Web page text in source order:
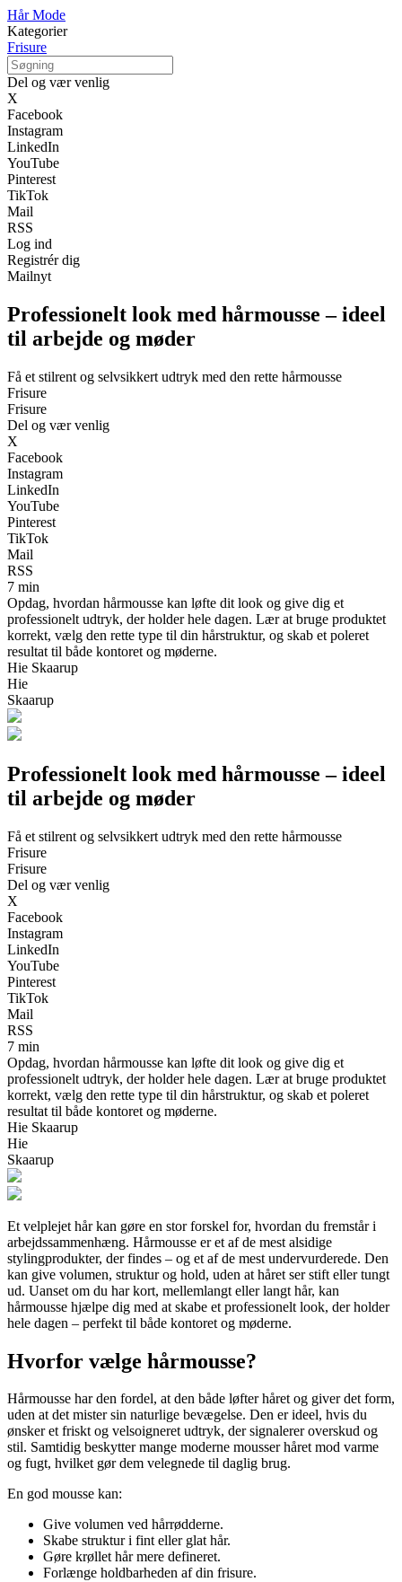
Hår Mode
Kategorier
Frisure
Del og vær venlig
X
Facebook
Instagram
LinkedIn
YouTube
Pinterest
TikTok
Mail
RSS
Log ind
Registrér dig
Mailnyt
Professionelt look med hårmousse – ideel
til arbejde og møder
Få et stilrent og selvsikkert udtryk med den rette hårmousse
Frisure
Frisure
Del og vær venlig
X
Facebook
Instagram
LinkedIn
YouTube
Pinterest
TikTok
Mail
RSS
7 min
Opdag, hvordan hårmousse kan løfte dit look og give dig et
professionelt udtryk, der holder hele dagen. Lær at bruge produktet
korrekt, vælg den rette type til din hårstruktur, og skab et poleret
resultat til både kontoret og møderne.
Hie Skaarup
Hie
Skaarup
Professionelt look med hårmousse – ideel
til arbejde og møder
Få et stilrent og selvsikkert udtryk med den rette hårmousse
Frisure
Frisure
Del og vær venlig
X
Facebook
Instagram
LinkedIn
YouTube
Pinterest
TikTok
Mail
RSS
7 min
Opdag, hvordan hårmousse kan løfte dit look og give dig et
professionelt udtryk, der holder hele dagen. Lær at bruge produktet
korrekt, vælg den rette type til din hårstruktur, og skab et poleret
resultat til både kontoret og møderne.
Hie Skaarup
Hie
Skaarup
Et velplejet hår kan gøre en stor forskel for, hvordan du fremstår i
arbejdssammenhæng. Hårmousse er et af de mest alsidige
stylingprodukter, der findes – og et af de mest undervurderede. Den
kan give volumen, struktur og hold, uden at håret ser stift eller tungt
ud. Uanset om du har kort, mellemlangt eller langt hår, kan
hårmousse hjælpe dig med at skabe et professionelt look, der holder
hele dagen – perfekt til både kontoret og møderne.
Hvorfor vælge hårmousse?
Hårmousse har den fordel, at den både løfter håret og giver det form,
uden at det mister sin naturlige bevægelse. Den er ideel, hvis du
ønsker et friskt og velsoigneret udtryk, der signalerer overskud og
stil. Samtidig beskytter mange moderne mousser håret mod varme
og fugt, hvilket gør dem velegnede til daglig brug.
En god mousse kan:
Give volumen ved hårrødderne.
Skabe struktur i fint eller glat hår.
Gøre krøllet hår mere defineret.
Forlænge holdbarheden af din frisure.